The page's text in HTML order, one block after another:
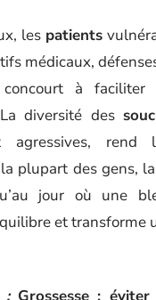
les patients
médicaux,
à faciliter
diversité des
agressives, rend
plupart des gens,
jour où une
et transforme
: Grossesse :